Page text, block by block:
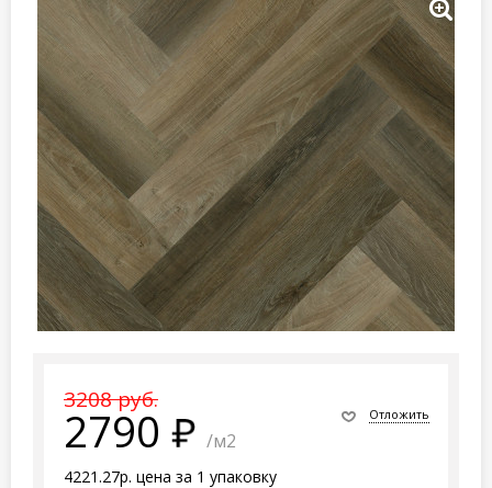
3208 руб.
2790 /м2
4221.27р. цена за 1 упаковку
Отложить